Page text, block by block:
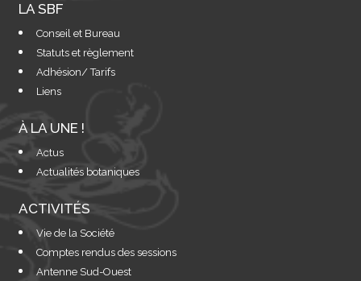
LA SBF
Conseil et Bureau
Statuts et règlement
Adhésion/ Tarifs
Liens
À LA UNE !
Actus
Actualités botaniques
ACTIVITÉS
Vie de la Société
Comptes rendus des sessions
Antenne Sud-Ouest